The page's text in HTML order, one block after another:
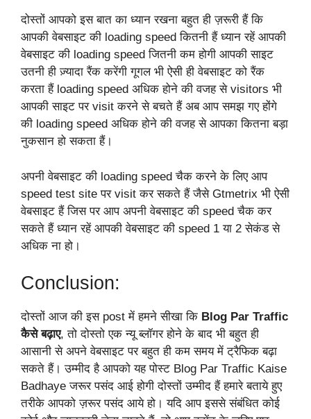
दोस्तों आपको इस बात का ध्यान रखना बहुत ही ज़रूरी हैं कि
आपकी वेबसाइट की loading speed कितनी हैं ध्यान रहें आपकी
वेबसाइट की loading speed जितनी कम होगी आपकी साइट
उतनी ही ज़्यादा रैंक करेंगी गूगल भी ऐसी ही वेबसाइट को रैंक
करता हैं loading speed अधिक होने की वजह से visitors भी
आपकी साइट पर visit करने से बचते हैं अब आप समझ गए होंगे
की loading speed अधिक होने की वजह से आपका कितना बड़ा
नुकसान हो सकता हैं।
अपनी वेबसाइट की loading speed चैक करने के लिए आप
speed test site पर visit कर सकते हैं जैसे Gtmetrix भी ऐसी
वेबसाइट हैं जिस पर आप अपनी वेबसाइट की speed चैक कर
सकते हैं ध्यान रहें आपकी वेबसाइट की speed 1 या 2 सेकंड से
अधिक ना हो।
Conclusion:
दोस्तों आज की इस post में हमने सीखा कि Blog Par Traffic
कैसे बढ़ाए,तो दोस्तो एक न्यू ब्लॉगर होने के बाद भी बहुत ही
आसानी से अपने वेबसाइट पर बहुत ही कम समय में ट्रैफिक बढ़ा
सकते हैं। उम्मीद है आपको यह पोस्ट Blog Par Traffic Kaise
Badhaye जरूर पसंद आई होगी दोस्तों उम्मीद हैं हमारे बताये हुए
तरीके आपको ज़रूर पसंद आये हो। यदि आप इससे संबंधित कोई